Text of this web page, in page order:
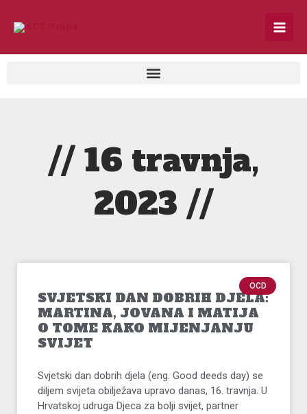
content
// 16 travnja,
2023 //
OCD
SVJETSKI DAN DOBRIH DJELA:
MARTINA, JOVANA I MATIJA
O TOME KAKO MIJENJANJU
SVIJET
Svjetski dan dobrih djela (eng. Good deeds day) se
diljem svijeta obilježava upravo danas, 16. travnja. U
Hrvatskoj udruga Djeca za bolji svijet, partner